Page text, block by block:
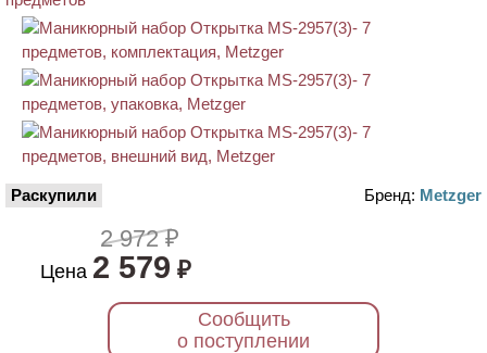
Раскупили Бренд: Metzger
2 972 ₽
Цена 2 579 ₽
Сообщить
о поступлении